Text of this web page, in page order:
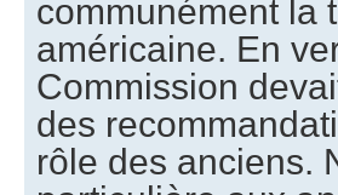
communément la
américaine. En
Commission
des
rôle des anciens.